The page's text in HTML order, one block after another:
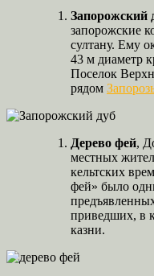
Запорожский
запорожские
султану. Ему
43 м диаметр
Поселок
рядом
Дерево фей,
местных
кельтских
фей» было
приведших, в
казни.